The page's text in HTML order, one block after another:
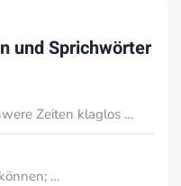
und Sprichwörter
Zeiten klaglos …
…